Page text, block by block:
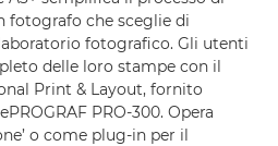
fotografo che sceglie di
fotografico. Gli utenti
delle loro stampe con il
Print & Layout, fornito
PRO-300. Opera
o come plug-in per il